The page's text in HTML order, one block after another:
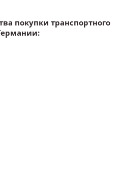
покупки транспортного